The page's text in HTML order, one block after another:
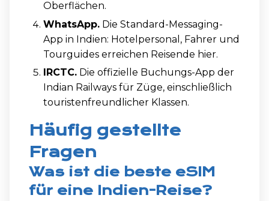
Oberflächen.
WhatsApp. Die Standard-Messaging-
App in Indien: Hotelpersonal, Fahrer und
Tourguides erreichen Reisende hier.
IRCTC. Die offizielle Buchungs-App der
Indian Railways für Züge, einschließlich
touristenfreundlicher Klassen.
Häufig gestellte
Fragen
Was ist die beste eSIM
für eine Indien-Reise?